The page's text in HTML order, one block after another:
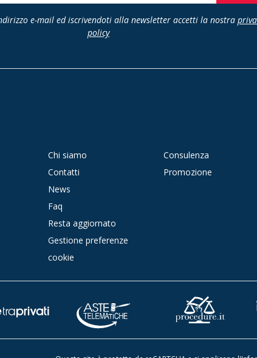
e-mail ed iscrivendoti alla newsletter accetti la nostra
policy
Chi siamo
Contatti
News
Faq
Resta aggiornato
Gestione preferenze
cookie
Consulenza
Promozione